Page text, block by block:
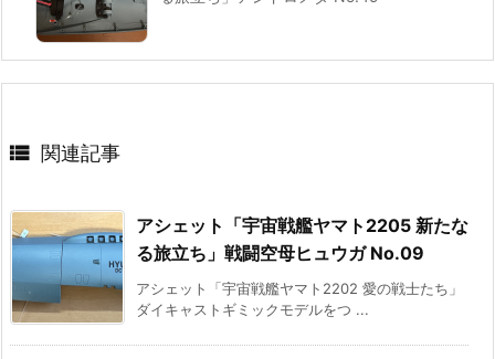
 関連記事
アシェット「宇宙戦艦ヤマト2205 新たな
る旅立ち」戦闘空母ヒュウガ No.09
アシェット「宇宙戦艦ヤマト2202 愛の戦士たち」
ダイキャストギミックモデルをつ ...